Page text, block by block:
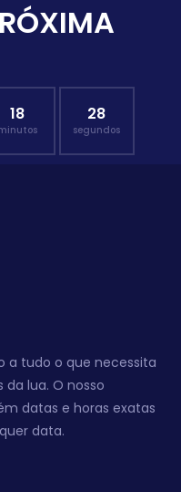
18 27
segundos
a tudo o que necessita
da lua. O nosso
datas e horas exatas
data.